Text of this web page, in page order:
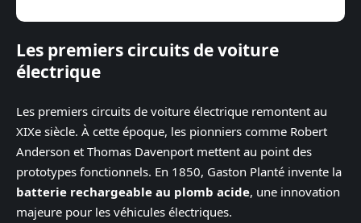
Les premiers circuits de voiture
électrique
Les premiers circuits de voiture électrique remontent au
XIXe siècle. À cette époque, les pionniers comme Robert
Anderson et Thomas Davenport mettent au point des
prototypes fonctionnels. En 1850, Gaston Planté invente la
batterie rechargeable au plomb acide, une innovation
majeure pour les véhicules électriques.